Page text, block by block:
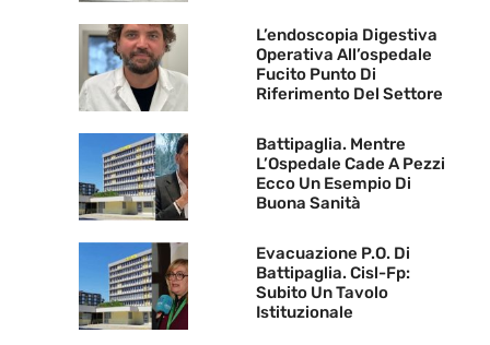
L’endoscopia Digestiva
Operativa All’ospedale
Fucito Punto Di
Riferimento Del Settore
Battipaglia. Mentre
L’Ospedale Cade A Pezzi
Ecco Un Esempio Di
Buona Sanità
Evacuazione P.O. Di
Battipaglia. Cisl-Fp:
Subito Un Tavolo
Istituzionale